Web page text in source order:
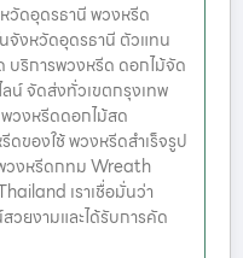
วัดอุดรธานี พวงหรีด
จังหวัดอุดรธานี ตัวแทน
บริการพวงหรีด ดอกไม้จัด
น์ จัดส่งทั่วเขตกรุงเทพ
วงหรีดดอกไม้สด
ของใช้ พวงหรีดสำเร็จรูป
วงหรีดกทม Wreath
เราเชื่อมั่นว่า
วยงามและได้รับการคัด